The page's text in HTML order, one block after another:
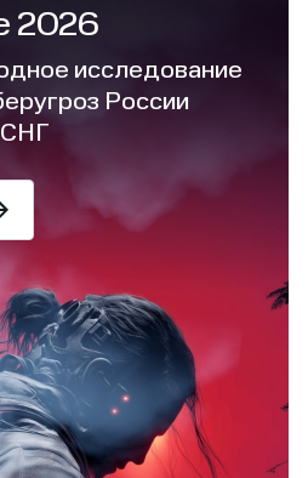
2026
исследование
России